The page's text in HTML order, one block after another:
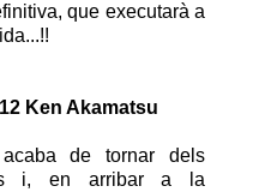
que executarà a
Ken Akamatsu
de tornar dels
i, en arribar a la